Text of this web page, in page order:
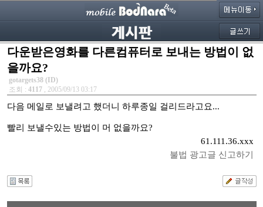
다운받은영화를 다른컴퓨터로 보내는 방법이 없
을까요?
gotargets38 (ID)
조회 : 4117 , 2005/09/13 03:17
다음 메일로 보낼려고 했더니 하루종일 걸리드라고요...
빨리 보낼수있는 방법이 머 없을까요?
61.111.36.xxx
불법 광고글 신고하기